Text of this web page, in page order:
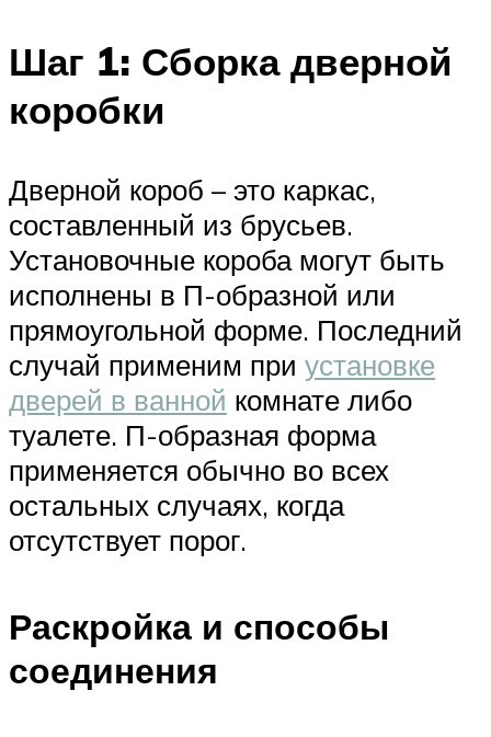
Шаг 1: Сборка дверной
коробки
Дверной короб – это каркас,
составленный из брусьев.
Установочные короба могут быть
исполнены в П-образной или
прямоугольной форме. Последний
случай применим при установке
дверей в ванной комнате либо
туалете. П-образная форма
применяется обычно во всех
остальных случаях, когда
отсутствует порог.
Раскройка и способы
соединения